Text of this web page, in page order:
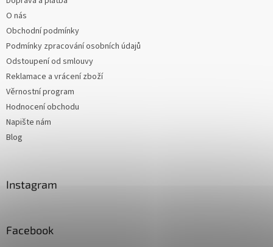
O nás
Obchodní podmínky
Podmínky zpracování osobních údajů
Odstoupení od smlouvy
Reklamace a vrácení zboží
Věrnostní program
Hodnocení obchodu
Napište nám
Blog
Instagram
Facebook